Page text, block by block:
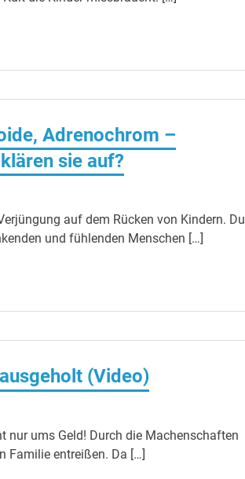
Adrenochrom –
sie auf?
auf dem Rücken von Kindern. Du
und fühlenden Menschen […]
(Video)
nur ums Geld! Durch die Machenschaften
Familie entreißen. Da […]